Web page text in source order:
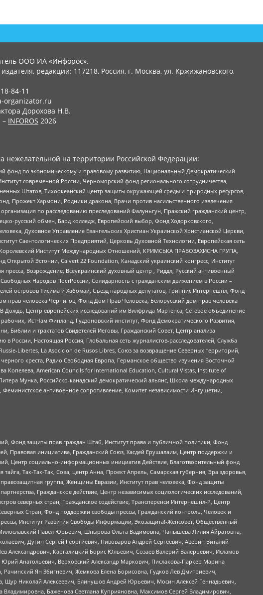
ООО ИА «Инфорос».
редакции: 117218, Россия, г. Москва, ул. Кржижановского,
84-11
organizator.ru
Дорохова Н.В.
– INFOROS 2026
на территории Российской Федерации:
фонд по экономическому и правовому развитию, Национальный Демократический
современной России, Черноморский фонд регионального сотрудничества,
Штатов, Тихоокеанский центр защиты окружающей среды и природных ресурсов,
Прожект Хармони, Родники дракона, Врачи против насильственного извлечения
по расследованию преследований Фалуньгун, Пражский гражданский центр,
русский обмен, Бард колледж, Европейский выбор, Фонд Ходорковского,
Духовное Управление Евангельских Христиан Украинской Христианской Церкви,
Саентологических Предприятий, Церковь Духовной Технологии, Европейская сеть
Институт Международных Отношений, КРИМСЬКА ПРАВОЗАХИСНА ГРУПА,
Эстонии, Calvert 22 Foundation, Канадский украинский конгресс, Институт
Возрождение, Всеукраинский духовный центр , Риддл, Русский антивоенный
Народов ПостРоссии, Солидарность с гражданским движением в России –
островов Тисима и Хабомаи, Съезд народных депутатов, Гринпис Интернешнл, Фонд
прав человека Чернигов, Фонд Дом Прав Человека, Белорусский дом прав человека
Дождь, Центр европейских исследований им Вилфрида Мартенса, Сетевое объединение
ИстЧам Финланд, Гудзоновский институт, Фонд Демократического Развития,
Библии и трактатов Свидетелей Иеговы, Гражданский Совет, Центр анализа
России, Настоящая Россия, Глобальная сеть журналистов-расследователей, Служба
Libertes, La Asocicion de Rusos Libres, Союз за возвращение Северных территорий,
креста, Радио Свободная Европа, Германское общество изучения Восточной
American Councils for International Education, Cultural Vistas, Institute of
Мунка, Российско-канадский демократический альянс, Школа международных
антивоенное сопротивление, Комитет независимости Ингушетии,
Фонд защиты прав граждан Штаб, Институт права и публичной политики, Фонд
Правовая инициатива, Гражданский Союз, Хасдей Ерушалаим, Центр поддержки и
Центр социально-информационных инициатив Действие, Благотворительный фонд
Так-Так-Так, Сова, центр Анна, Проект Апрель, Самарская губерния, Эра здоровья,
группа, Женщины Евразии, Институт прав человека, Фонд защиты
Гражданское действие, Центр независимых социологических исследований,
северных стран, Гражданское содействие, Трансперенси Интернешнл-Р, Центр
Стран, Фонд поддержки свободы прессы, Гражданский контроль, Человек и
Институт Развития Свободы Информации, Экозащита!-Женсовет, Общественный
Павел Юрьевич, Шнырова Ольга Вадимовна, Чанышева Лилия Айратовна,
Дугин Сергей Георгиевич, Пивоваров Андрей Сергеевич, Аверин Виталий
Каргалицкий Борис Юльевич, Созаев Валерий Валерьевич, Исламов
Анатольевич, Верховский Александр Маркович, Пислакова-Паркер Марина
Рачинский Ян Збигневич, Жемкова Елена Борисовна, Гудков Лев Дмитриевич,
Щур Николай Алексеевич, Блинушов Андрей Юрьевич, Мосин Алексей Геннадьевич,
Баженова Светлана Куприяновна, Максимов Сергей Владимирович,